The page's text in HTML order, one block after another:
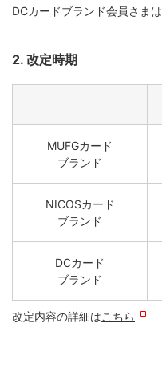
DCカードブランド会員さまは
2. 改定時期
MUFGカード
ブランド
NICOSカード
ブランド
DCカード
ブランド
改定内容の詳細はこちら